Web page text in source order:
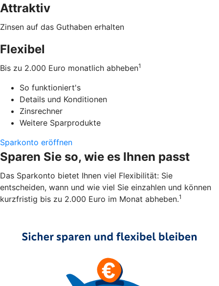
Attraktiv
Zinsen auf das Guthaben erhalten
Flexibel
Bis zu 2.000 Euro monatlich abheben1
So funktioniert's
Details und Konditionen
Zinsrechner
Weitere Sparprodukte
Sparkonto eröffnen
Sparen Sie so, wie es Ihnen passt
Das Sparkonto bietet Ihnen viel Flexibilität: Sie
entscheiden, wann und wie viel Sie einzahlen und können
kurzfristig bis zu 2.000 Euro im Monat abheben.1